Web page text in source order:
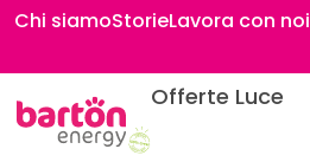
contenuto
Chi siamoStorieLavora con noi
Offerte Luce